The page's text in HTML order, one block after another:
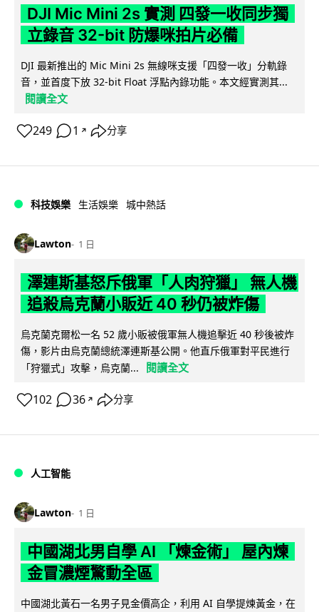
DJI Mic Mini 2s 實測 四發一收同步獨
立錄音 32-bit 防爆咪拍片必備
DJI 最新推出的 Mic Mini 2s 無線咪支援「四發一收」分軌錄
音，並首度下放 32-bit Float 浮點內錄功能。本文經實測其...
閱讀全文
249 1 ↗ 分享
科技娛樂 生活娛樂 城中熱話
Lawton 1 日
澤連斯基怒斥俄軍「人肉狩獵」 無人機
追殺烏克蘭小販近 40 秒仍被炸傷
烏克蘭克爾松一名 52 歲小販被俄軍無人機追擊近 40 秒後被炸
傷，影片由烏克蘭總統澤連斯基公開。他直斥俄軍對平民進行
「狩獵式」攻擊，烏克蘭...
閱讀全文
102 36 ↗ 分享
人工智能
Lawton 1 日
中國湖北男自學 AI 「煉金術」 屋內煉
金冒濃煙驚動全區
中國湖北黃石一名男子見金價高企，利用 AI 自學提煉黃金，在